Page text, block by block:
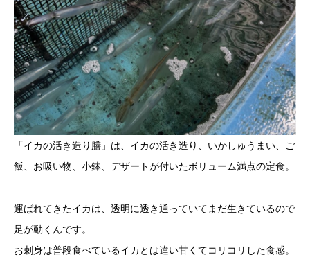
「イカの活き造り膳」は、イカの活き造り、いかしゅうまい、ご
飯、お吸い物、小鉢、デザートが付いたボリューム満点の定食。
運ばれてきたイカは、透明に透き通っていてまだ生きているので
足が動くんです。
お刺身は普段食べているイカとは違い甘くてコリコリした食感。